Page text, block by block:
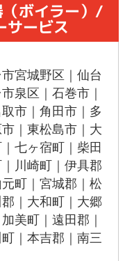
（ボイラー）/
サービス
宮城野区 ｜ 仙台
泉区 ｜ 石巻市｜
市｜ 角田市｜ 多
｜ 東松島市｜ 大
｜七ヶ宿町｜柴田
｜川崎町｜伊具郡
町｜宮城郡｜ 松
｜ 大和町｜ 大郷
美町｜遠田郡｜
｜本吉郡｜南三